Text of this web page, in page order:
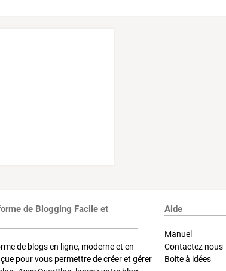
de Blogging Facile et
de blogs en ligne, moderne et en
pour vous permettre de créer et gérer
Aide
Manuel
Contactez nous
Boite à idées